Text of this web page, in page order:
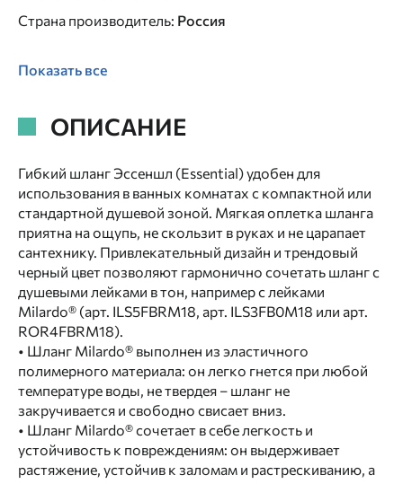
Страна производитель: Россия
Показать все
ОПИСАНИЕ
Гибкий шланг Эссеншл (Essential) удобен для
использования в ванных комнатах с компактной или
стандартной душевой зоной. Мягкая оплетка шланга
приятна на ощупь, не скользит в руках и не царапает
сантехнику. Привлекательный дизайн и трендовый
черный цвет позволяют гармонично сочетать шланг с
душевыми лейками в тон, например с лейками
Milardo® (арт. ILS5FBRM18, арт. ILS3FB0M18 или арт.
ROR4FBRM18).
• Шланг Milardo® выполнен из эластичного
полимерного материала: он легко гнется при любой
температуре воды, не твердея – шланг не
закручивается и свободно свисает вниз.
• Шланг Milardo® сочетает в себе легкость и
устойчивость к повреждениям: он выдерживает
растяжение, устойчив к заломам и растрескиванию, а